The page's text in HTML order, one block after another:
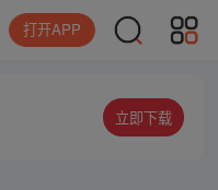
打开APP
立即下载